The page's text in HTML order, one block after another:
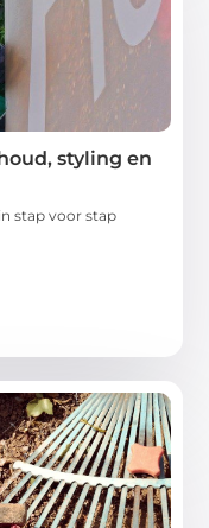
styling en
stap voor stap